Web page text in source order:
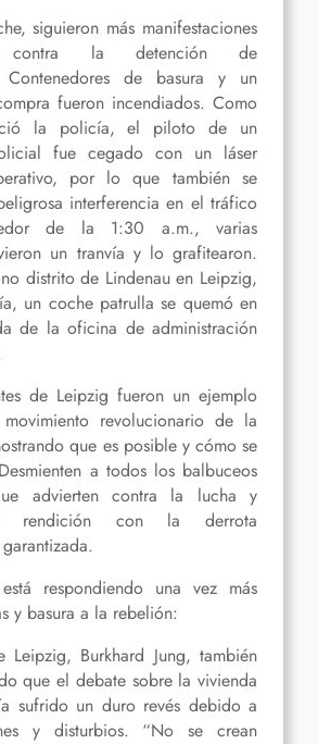
siguieron más manifestaciones
contra la detención de
Contenedores de basura y un
fueron incendiados. Como
la policía, el piloto de un
fue cegado con un láser
por lo que también se
interferencia en el tráfico
de la 1:30 a.m., varias
un tranvía y lo grafitearon.
distrito de Lindenau en Leipzig,
un coche patrulla se quemó en
de la oficina de administración
de Leipzig fueron un ejemplo
revolucionario de la
que es posible y cómo se
a todos los balbuceos
advierten contra la lucha y
rendición con la derrota
respondiendo una vez más
y basura a la rebelión:
Leipzig, Burkhard Jung, también
que el debate sobre la vivienda
sufrido un duro revés debido a
y disturbios. “No se crean